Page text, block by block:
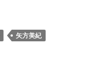
矢方美紀